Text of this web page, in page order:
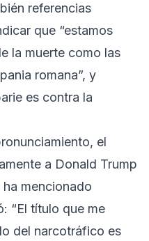
referencias
que “estamos
la muerte como las
romana”, y
es contra la
el
a Donald Trump
mencionado
“El título que me
del narcotráfico es